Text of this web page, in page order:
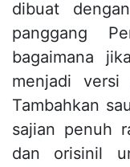
dibuat
panggang
bagaimana
menjadi
Tambahkan
sajian penuh
dan orisinil